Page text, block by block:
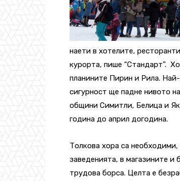
наети в хотелите,
курорта, пише “Стандарт”.
планините Пирин и Рила.
сигурност ще падне нивото
общини Симитли, Белица и
година до април догодина.
Толкова хора са
заведенията, в магазините и
трудова борса. Целта е